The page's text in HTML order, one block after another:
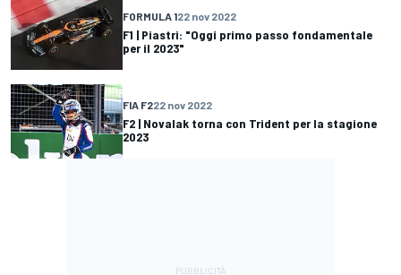
FORMULA 122 nov 2022
F1 | Piastri: "Oggi primo passo fondamentale
per il 2023"
FIA F222 nov 2022
F2 | Novalak torna con Trident per la stagione
2023